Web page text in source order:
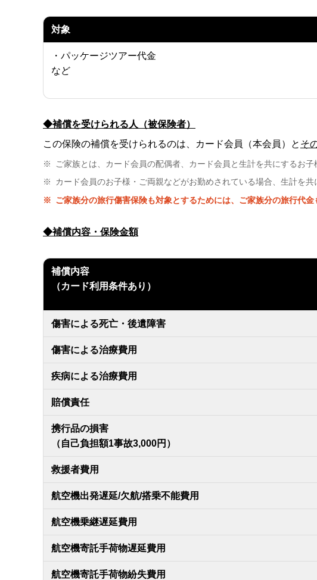
対象
・パッケージツアー代金
など
◆補償を受けられる人（被保険者）
この保険の補償を受けられるのは、カード会員（本会員）と そ
※
ご家族とは、カード会員の配偶者、カード会員と生計を共にするお
※
カード会員のお子様・ご両親などがお勤めされている場合、生計を共
※ ご家族分の旅行傷害保険も対象とするためには、ご家族分の旅行代
◆補償内容・保険金額
補償内容
（カード利用条件あり）
傷害による死亡・後遺障害
傷害による治療費用
疾病による治療費用
賠償責任
携行品の損害
（自己負担額1事故3,000円）
救援者費用
航空機出発遅延/欠航/搭乗不能費用
航空機乗継遅延費用
航空機寄託手荷物遅延費用
航空機寄託手荷物紛失費用